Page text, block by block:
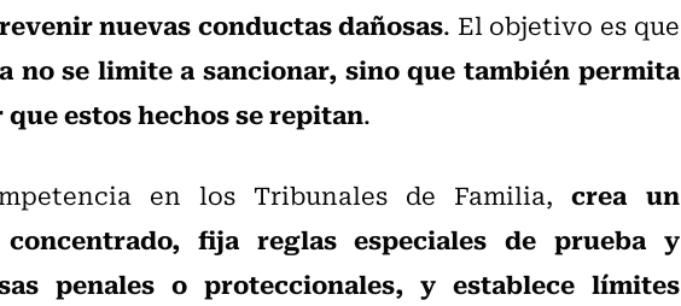
nuevas conductas dañosas. El objetivo es que
no se limite a sancionar, sino que también permita
estos hechos se repitan.
en los Tribunales de Familia,crea un
fija reglas especiales de prueba y
penales o proteccionales, y establece límites